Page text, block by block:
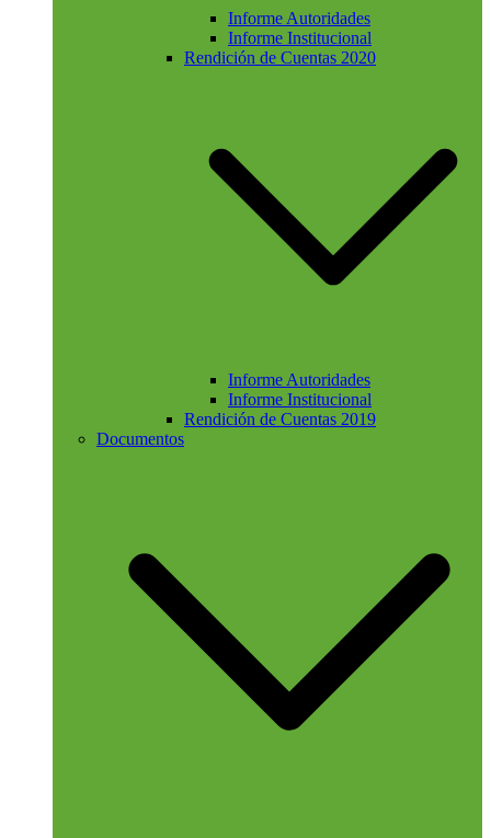
Informe Autoridades
Informe Institucional
Rendición de Cuentas 2020
Informe Autoridades
Informe Institucional
Rendición de Cuentas 2019
Documentos